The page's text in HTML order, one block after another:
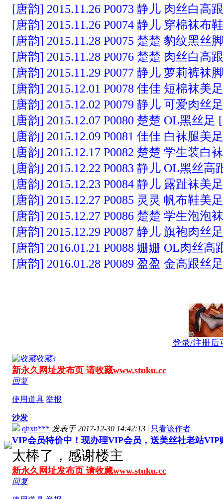
[唐韵] 2015.11.26 P0073 静儿 肉丝白高
[唐韵] 2015.11.26 P0074 静儿 穿棉袜布
[唐韵] 2015.11.28 P0075 楚楚 豹纹黑丝
[唐韵] 2015.11.28 P0076 楚楚 肉丝白高
[唐韵] 2015.11.29 P0077 静儿 萝莉裤袜
[唐韵] 2015.12.01 P0078 佳佳 短棉袜美
[唐韵] 2015.12.02 P0079 静儿 可爱肉丝
[唐韵] 2015.12.07 P0080 楚楚 OL黑丝足
[唐韵] 2015.12.09 P0081 佳佳 白袜腿美
[唐韵] 2015.12.17 P0082 楚楚 学生装白
[唐韵] 2015.12.22 P0083 静儿 OL黑丝高
[唐韵] 2015.12.23 P0084 静儿 露趾袜美
[唐韵] 2015.12.27 P0085 灵灵 帆布鞋美
[唐韵] 2015.12.27 P0086 楚楚 学生泡泡
[唐韵] 2015.12.29 P0087 静儿 旗袍肉丝
[唐韵] 2016.01.21 P0088 姗姗 OL肉丝高
[唐韵] 2016.01.28 P0089 盈盈 金高跟丝
登录/注册后
收藏3
新永久网址发布页 请收藏www.stuku.cc
回复
使用道具 举报
沙发
qhxn*** 发表于 2017-12-30 14:42:13 | 只看该作者
VIP会员特价中！现办理VIP会员，送美丝社老站VIP
太棒了，感谢楼主
新永久网址发布页 请收藏www.stuku.cc
回复